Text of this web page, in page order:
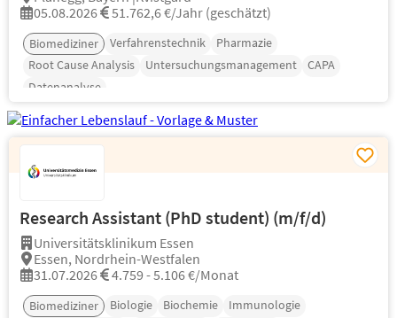
05.08.2026
51.762,6 €/Jahr (geschätzt)
Biomediziner Verfahrenstechnik
Pharmazie
Root Cause Analysis
Untersuchungsmanagement
CAPA
Datenanalyse
Research Assistant (PhD student) (m/f/d)
Universitätsklinikum Essen
Essen, Nordrhein-Westfalen
31.07.2026
4.759 - 5.106 €/Monat
Biomediziner Biologie Biochemie
Immunologie